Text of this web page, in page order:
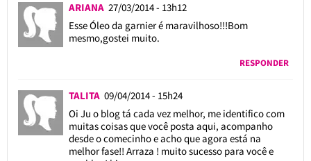
ARIANA 27/03/2014 - 13h12
Esse Óleo da garnier é maravilhoso!!!Bom
mesmo,gostei muito.
RESPONDER
TALITA 09/04/2014 - 15h24
Oi Ju o blog tá cada vez melhor, me identifico com
muitas coisas que você posta aqui, acompanho
desde o comecinho e acho que agora está na
melhor fase!! Arraza ! muito sucesso para você e